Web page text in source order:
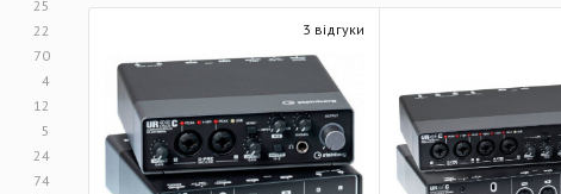
3 відгуки
25
22
70
4
12
5
24
74